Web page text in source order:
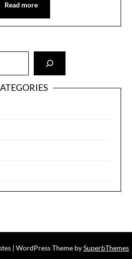
Read more
| WordPress Theme bySuperbThemes